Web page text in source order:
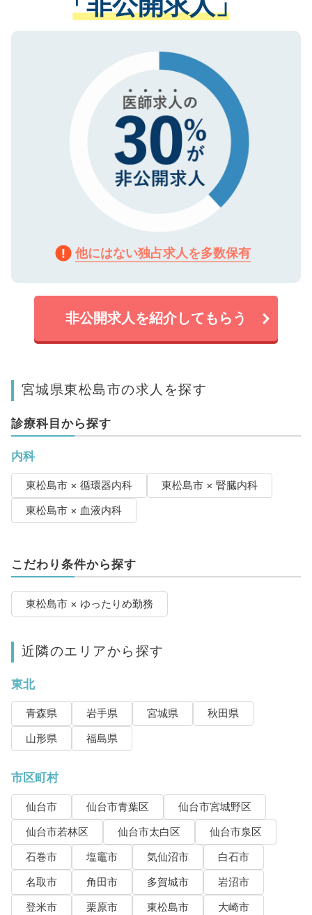
る、プライバシーマークを取得済みです。
で、機密保持に関してもご安心ください。
ない方には、長期的なサポートが可能です
ので、まずはご登録ください。
他にはない独占求人を多数保有
非公開求人を紹介してもらう
宮城県東松島市の求人を探す
診療科目から探す
内科
東松島市 × 循環器内科
東松島市 × 腎臓内科
東松島市 × 血液内科
こだわり条件から探す
東松島市 × ゆったりめ勤務
近隣のエリアから探す
東北
青森県 岩手県 宮城県
秋田県
山形県
福島県
市区町村
仙台市 仙台市青葉区
仙台市宮城野区
仙台市若林区
仙台市太白区
仙台市泉区
石巻市
塩竈市 気仙沼市
白石市
名取市
角田市 多賀城市
岩沼市
登米市
栗原市 東松島市
大崎市